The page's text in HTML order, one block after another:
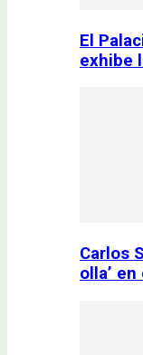
El
exhibe
Carlos
olla’